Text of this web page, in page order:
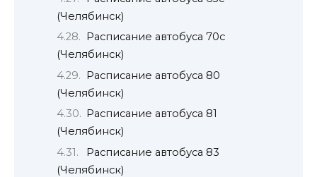
(Челябинск)
Расписание автобуса 70с
(Челябинск)
Расписание автобуса 80
(Челябинск)
Расписание автобуса 81
(Челябинск)
Расписание автобуса 83
(Челябинск)